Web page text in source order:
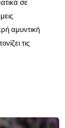
σε
αμυντική
τις